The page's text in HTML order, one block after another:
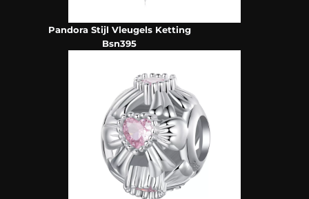
Pandora Stijl Vleugels Ketting
Bsn395